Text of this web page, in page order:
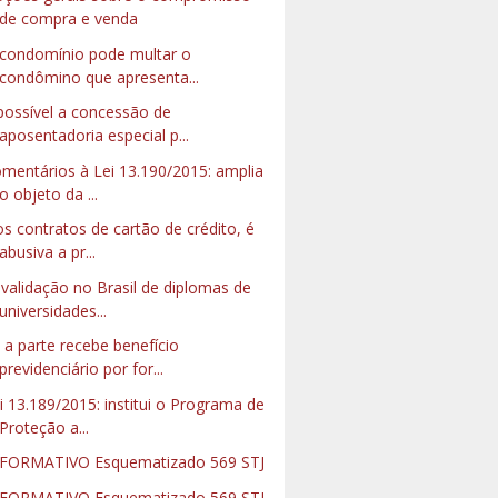
de compra e venda
pode multar o
condômino que apresenta...
a concessão de
aposentadoria especial p...
à Lei 13.190/2015: amplia
o objeto da ...
contratos de cartão de crédito, é
abusiva a pr...
no Brasil de diplomas de
universidades...
a parte recebe benefício
previdenciário por for...
13.189/2015: institui o Programa de
Proteção a...
Esquematizado 569 STJ